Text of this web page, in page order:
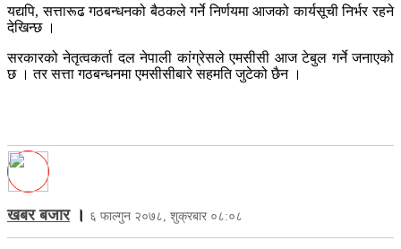
यद्यपि, सत्तारूढ गठबन्धनको बैठकले गर्ने निर्णयमा आजको कार्यसूची निर्भर रहने
देखिन्छ ।
सरकारको नेतृत्वकर्ता दल नेपाली कांग्रेसले एमसीसी आज टेबुल गर्ने जनाएको
छ । तर सत्ता गठबन्धनमा एमसीसीबारे सहमति जुटेको छैन ।
खबर बजार। ६ फाल्गुन २०७८, शुक्रबार ०८:०८